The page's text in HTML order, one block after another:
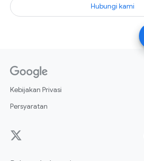
Hubungi kami
Kebijakan Privasi
Persyaratan